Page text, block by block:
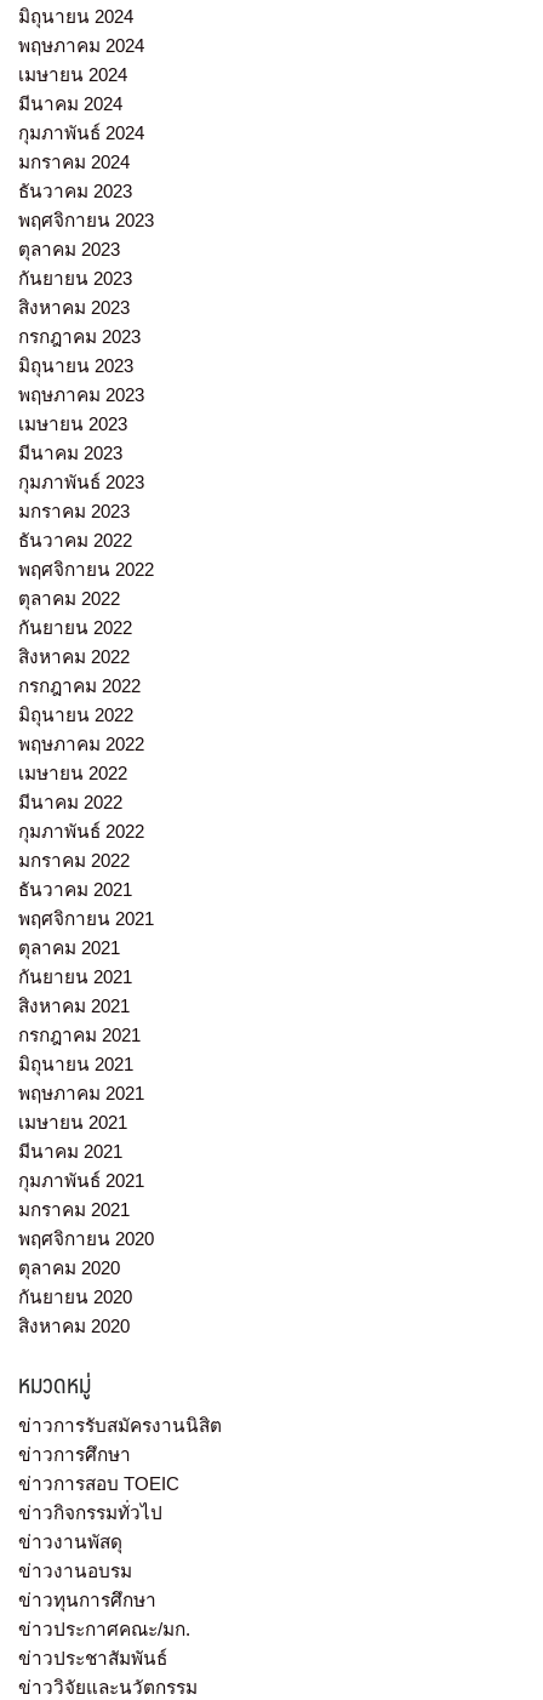
มิถุนายน 2024
พฤษภาคม 2024
เมษายน 2024
มีนาคม 2024
กุมภาพันธ์ 2024
มกราคม 2024
ธันวาคม 2023
พฤศจิกายน 2023
ตุลาคม 2023
กันยายน 2023
สิงหาคม 2023
กรกฎาคม 2023
มิถุนายน 2023
พฤษภาคม 2023
เมษายน 2023
มีนาคม 2023
กุมภาพันธ์ 2023
มกราคม 2023
ธันวาคม 2022
พฤศจิกายน 2022
ตุลาคม 2022
กันยายน 2022
สิงหาคม 2022
กรกฎาคม 2022
มิถุนายน 2022
พฤษภาคม 2022
เมษายน 2022
มีนาคม 2022
กุมภาพันธ์ 2022
มกราคม 2022
ธันวาคม 2021
พฤศจิกายน 2021
ตุลาคม 2021
กันยายน 2021
สิงหาคม 2021
กรกฎาคม 2021
มิถุนายน 2021
พฤษภาคม 2021
เมษายน 2021
มีนาคม 2021
กุมภาพันธ์ 2021
มกราคม 2021
พฤศจิกายน 2020
ตุลาคม 2020
กันยายน 2020
สิงหาคม 2020
หมวดหมู่
ข่าวการรับสมัครงานนิสิต
ข่าวการศึกษา
ข่าวการสอบ TOEIC
ข่าวกิจกรรมทั่วไป
ข่าวงานพัสดุ
ข่าวงานอบรม
ข่าวทุนการศึกษา
ข่าวประกาศคณะ/มก.
ข่าวประชาสัมพันธ์
ข่าววิจัยและนวัตกรรม